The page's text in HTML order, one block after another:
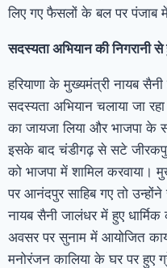
लिए गए फैसलों के बल पर पंजाब
सदस्यता अभियान की निगरानी से
हरियाणा के मुख्यमंत्री नायब
सदस्यता अभियान चलाया जा
का जायजा लिया और भाजपा के
इसके बाद चंडीगढ़ से सटे जीरकपुर
को भाजपा में शामिल करवाया।
पर आनंदपुर साहिब गए तो
नायब सैनी जालंधर में हुए
अवसर पर सुनाम में आयोजित
मनोरंजन कालिया के घर पर हुए